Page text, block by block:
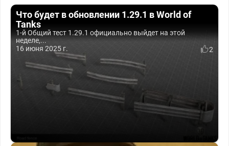
Что будет в обновлении 1.29.1 в World of
Tanks
1-й Общий тест 1.29.1 официально выйдет на этой
неделе,...
16 июня 2025 г.
2